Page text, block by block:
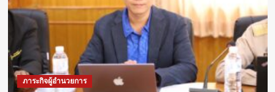
บุคลากร
DMC
ปี
การ
ศึกษา
2567
ภาระกิจผู้อำนวยการ